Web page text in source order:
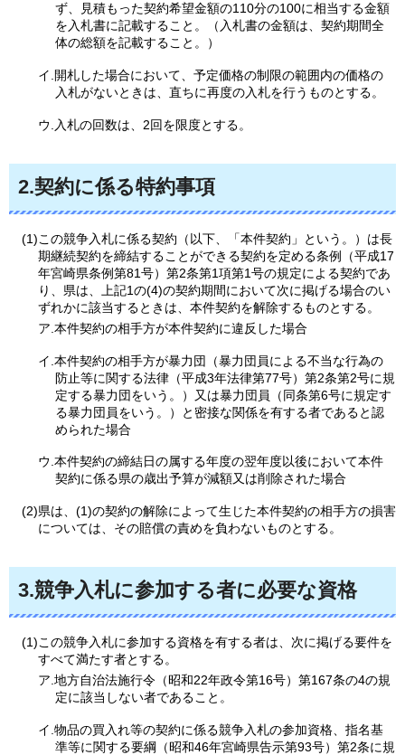
ず、見積もった契約希望金額の110分の100に相当する金額
を入札書に記載すること。（入札書の金額は、契約期間全
体の総額を記載すること。）
イ.開札した場合において、予定価格の制限の範囲内の価格の
入札がないときは、直ちに再度の入札を行うものとする。
ウ.入札の回数は、2回を限度とする。
2.契約に係る特約事項
(1)この競争入札に係る契約（以下、「本件契約」という。）は長
期継続契約を締結することができる契約を定める条例（平成17
年宮崎県条例第81号）第2条第1項第1号の規定による契約であ
り、県は、上記1の(4)の契約期間において次に掲げる場合のい
ずれかに該当するときは、本件契約を解除するものとする。
ア.本件契約の相手方が本件契約に違反した場合
イ.本件契約の相手方が暴力団（暴力団員による不当な行為の
防止等に関する法律（平成3年法律第77号）第2条第2号に規
定する暴力団をいう。）又は暴力団員（同条第6号に規定す
る暴力団員をいう。）と密接な関係を有する者であると認
められた場合
ウ.本件契約の締結日の属する年度の翌年度以後において本件
契約に係る県の歳出予算が減額又は削除された場合
(2)県は、(1)の契約の解除によって生じた本件契約の相手方の損害
については、その賠償の責めを負わないものとする。
3.競争入札に参加する者に必要な資格
(1)この競争入札に参加する資格を有する者は、次に掲げる要件を
すべて満たす者とする。
ア.地方自治法施行令（昭和22年政令第16号）第167条の4の規
定に該当しない者であること。
イ.物品の買入れ等の契約に係る競争入札の参加資格、指名基
準等に関する要綱（昭和46年宮崎県告示第93号）第2条に規